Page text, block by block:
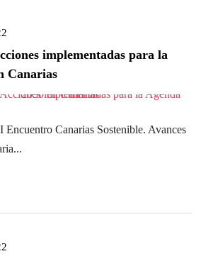
implementadas para la
Canarias
Encuentro Canarias Sostenible. Avances